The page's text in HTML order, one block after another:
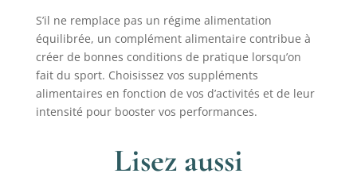
S’il ne remplace pas un régime alimentation
équilibrée, un complément alimentaire contribue à
créer de bonnes conditions de pratique lorsqu’on
fait du sport. Choisissez vos suppléments
alimentaires en fonction de vos d’activités et de leur
intensité pour booster vos performances.
Lisez aussi